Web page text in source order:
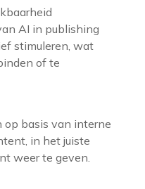
AI in publishing
stimuleren, wat
of te
op basis van interne
in het juiste
weer te geven.